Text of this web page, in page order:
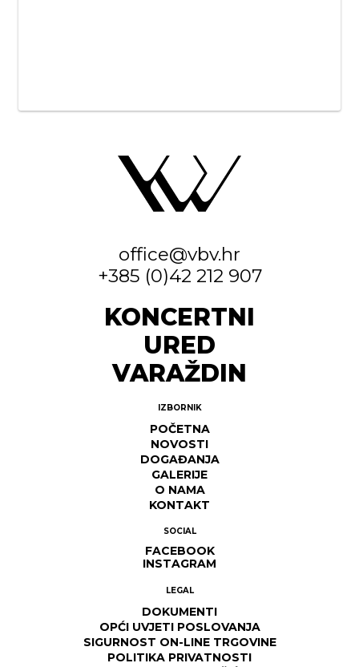
office@vbv.hr
+385 (0)42 212 907
KONCERTNI
URED
VARAŽDIN
IZBORNIK
POČETNA
NOVOSTI
DOGAĐANJA
GALERIJE
O NAMA
KONTAKT
SOCIAL
FACEBOOK
INSTAGRAM
LEGAL
DOKUMENTI
OPĆI UVJETI POSLOVANJA
SIGURNOST ON-LINE TRGOVINE
POLITIKA PRIVATNOSTI